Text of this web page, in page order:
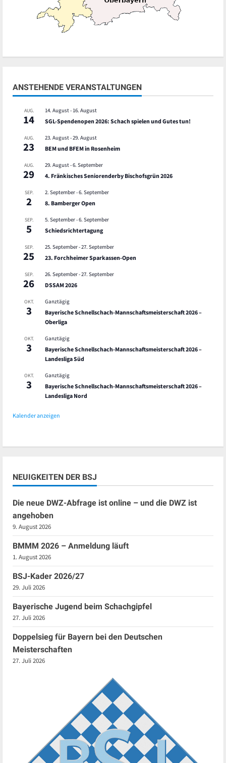
ANSTEHENDE VERANSTALTUNGEN
AUG.
14
14. August- 16. August
SGL-Spendenopen 2026: Schach spielen und Gutes tun!
AUG.
23
23. August-29. August
BEM und BFEM in Rosenheim
AUG.
29
29. August-6. September
4. Fränkisches Seniorenderby Bischofsgrün 2026
SEP.
2
2. September-6. September
8. Bamberger Open
SEP.
5
5. September-6. September
Schiedsrichtertagung
SEP.
25
25. September-27. September
23. Forchheimer Sparkassen-Open
SEP.
26
26. September-27. September
DSSAM 2026
OKT.
3
Ganztägig
Bayerische Schnellschach-Mannschaftsmeisterschaft 2026 –
Oberliga
OKT.
3
Ganztägig
Bayerische Schnellschach-Mannschaftsmeisterschaft 2026 –
Landesliga Süd
OKT.
3
Ganztägig
Bayerische Schnellschach-Mannschaftsmeisterschaft 2026 –
Landesliga Nord
Kalender anzeigen
NEUIGKEITEN DER BSJ
Die neue DWZ-Abfrage ist online – und die DWZ ist
angehoben
9. August 2026
BMMM 2026 – Anmeldung läuft
1. August 2026
BSJ-Kader 2026/27
29. Juli 2026
Bayerische Jugend beim Schachgipfel
27. Juli 2026
Doppelsieg für Bayern bei den Deutschen
Meisterschaften
27. Juli 2026